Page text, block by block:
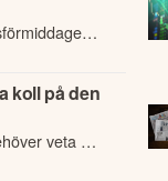
i
koll på den
veta om
på